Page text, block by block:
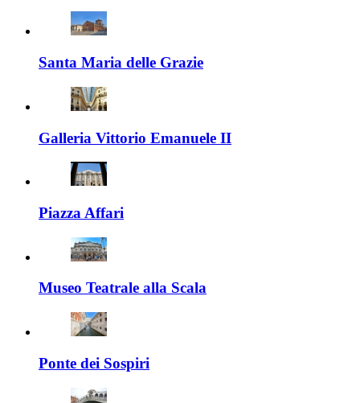
Santa Maria delle Grazie
Galleria Vittorio Emanuele II
Piazza Affari
Museo Teatrale alla Scala
Ponte dei Sospiri